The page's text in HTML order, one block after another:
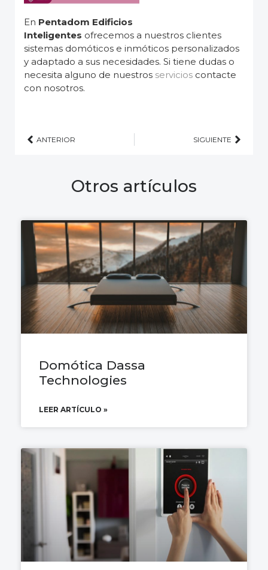
En Pentadom Edificios
Inteligentes ofrecemos a nuestros clientes
sistemas domóticos e inmóticos personalizados
y adaptado a sus necesidades. Si tiene dudas o
necesita alguno de nuestros servicios contacte
con nosotros.
ANTERIOR SIGUIENTE
Otros artículos
Domótica Dassa
Technologies
LEER ARTÍCULO »